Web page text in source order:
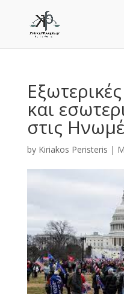
και
στις
by Kiriakos Peristeris |